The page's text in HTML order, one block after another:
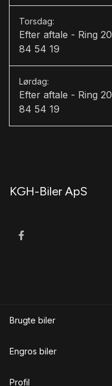
Torsdag:
Efter aftale - Ring 20
84 54 19
Lørdag:
Efter aftale - Ring 20
84 54 19
KGH-Biler ApS
Brugte biler
Engros biler
Profil